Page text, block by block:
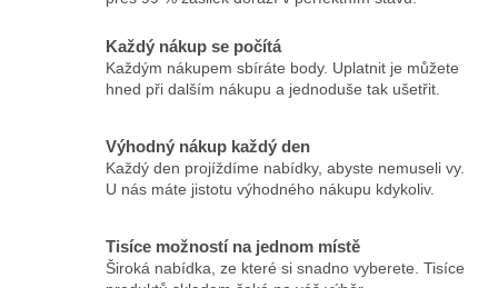
Každý nákup se počítá
Každým nákupem sbíráte body. Uplatnit je můžete
hned při dalším nákupu a jednoduše tak ušetřit.
Výhodný nákup každý den
Každý den projíždíme nabídky, abyste nemuseli vy.
U nás máte jistotu výhodného nákupu kdykoliv.
Tisíce možností na jednom místě
Široká nabídka, ze které si snadno vyberete. Tisíce